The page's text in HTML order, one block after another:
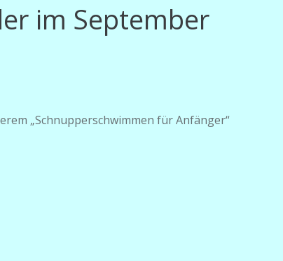
im September
„Schnupperschwimmen für Anfänger“